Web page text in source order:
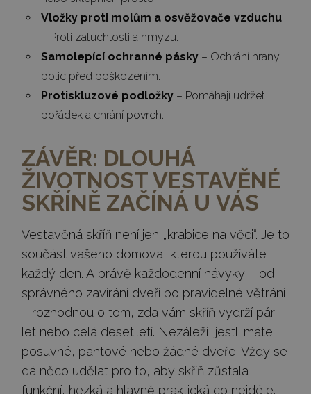
Vložky proti molům a osvěžovače vzduchu
– Proti zatuchlosti a hmyzu.
Samolepící ochranné pásky – Ochrání hrany
polic před poškozením.
Protiskluzové podložky – Pomáhají udržet
pořádek a chrání povrch.
ZÁVĚR: DLOUHÁ
ŽIVOTNOST VESTAVĚNÉ
SKŘÍNĚ ZAČÍNÁ U VÁS
Vestavěná skříň není jen „krabice na věci“. Je to
součást vašeho domova, kterou používáte
každý den. A právě každodenní návyky – od
správného zavírání dveří po pravidelné větrání
– rozhodnou o tom, zda vám skříň vydrží pár
let nebo celá desetiletí. Nezáleží, jestli máte
posuvné, pantové nebo žádné dveře. Vždy se
dá něco udělat pro to, aby skříň zůstala
funkční, hezká a hlavně praktická co nejdéle.